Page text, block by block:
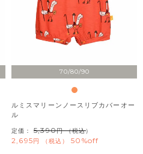
70/80/90
ルミスマリーンノースリブカバーオー
ル
定価： 5,390 （税込）
2,695 税込 50%off